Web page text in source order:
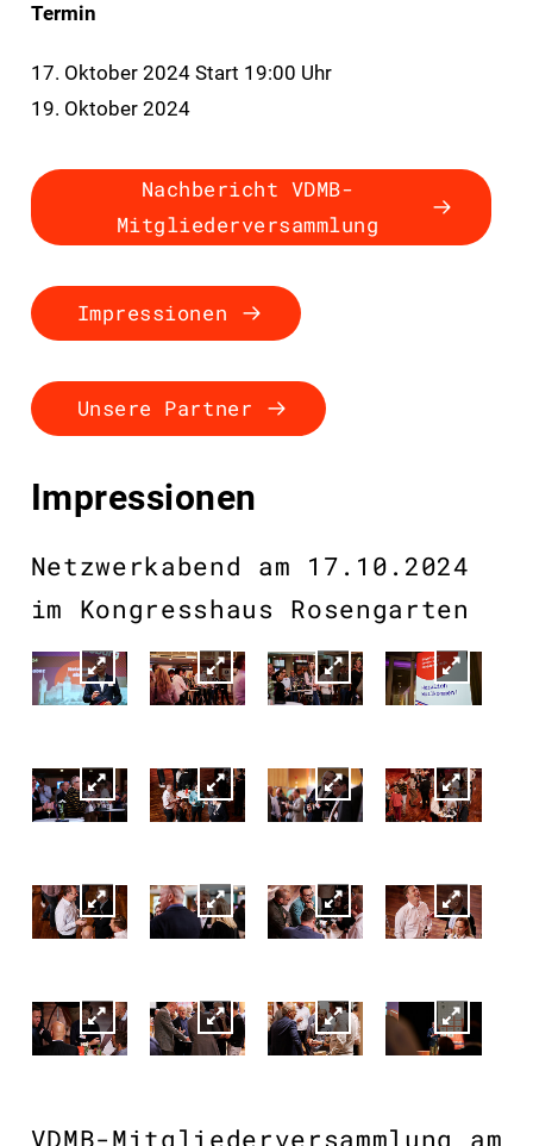
Termin
17. Oktober 2024 Start 19:00 Uhr
19. Oktober 2024
Nachbericht VDMB-
Mitgliederversammlung
Impressionen
Unsere Partner
Impressionen
Netzwerkabend am 17.10.2024
im Kongresshaus Rosengarten
VDMB-Mitgliederversammlung am